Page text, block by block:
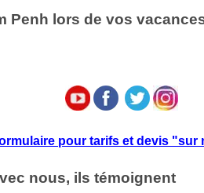
Penh lors de vos
pour tarifs et devis "sur
nous, ils témoignent